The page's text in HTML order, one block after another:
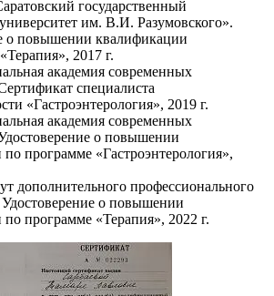
государственный
им. В.И. Разумовского».
о повышении квалификации
2017 г.
академия современных
специалиста
«Гастроэнтерология», 2019 г.
академия современных
о повышении
программе «Гастроэнтерология»,
дополнительного профессионального
Удостоверение о повышении
программе «Терапия», 2022 г.